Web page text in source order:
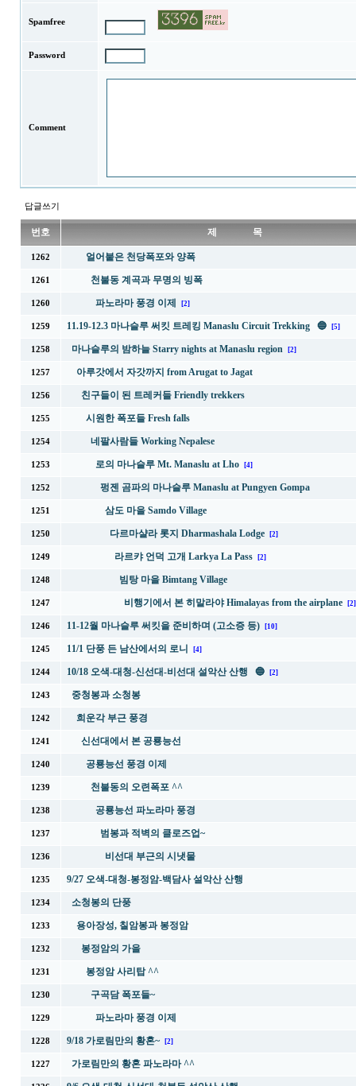
Spamfree
Password
Comment
답글쓰기
번호 제 목
1262 얼어붙은 천당폭포와 양폭
1261 천불동 계곡과 무명의 빙폭
1260 파노라마 풍경 이제 [2]
1259 11.19-12.3 마나슬루 써킷 트레킹 Manaslu Circuit Trekking 🔵 [5]
1258 마나슬루의 밤하늘 Starry nights at Manaslu region [2]
1257 아루갓에서 자갓까지 from Arugat to Jagat
1256 친구들이 된 트레커들 Friendly trekkers
1255 시원한 폭포들 Fresh falls
1254 네팔사람들 Working Nepalese
1253 로의 마나슬루 Mt. Manaslu at Lho [4]
1252 펑젠 곰파의 마나슬루 Manaslu at Pungyen Gompa
1251 삼도 마을 Samdo Village
1250 다르마샬라 롯지 Dharmashala Lodge [2]
1249 라르캬 언덕 고개 Larkya La Pass [2]
1248 빔탕 마을 Bimtang Village
1247 비행기에서 본 히말라야 Himalayas from the airplane [2]
1246 11-12월 마나슬루 써킷을 준비하며 (고소증 등) [10]
1245 11/1 단풍 든 남산에서의 로니 [4]
1244 10/18 오색-대청-신선대-비선대 설악산 산행 🔵 [2]
1243 중청봉과 소청봉
1242 희운각 부근 풍경
1241 신선대에서 본 공룡능선
1240 공룡능선 풍경 이제
1239 천불동의 오련폭포 ^^
1238 공룡능선 파노라마 풍경
1237 범봉과 적벽의 클로즈업~
1236 비선대 부근의 시냇물
1235 9/27 오색-대청-봉정암-백담사 설악산 산행
1234 소청봉의 단풍
1233 용아장성, 칠암봉과 봉정암
1232 봉정암의 가을
1231 봉정암 사리탑 ^^
1230 구곡담 폭포들~
1229 파노라마 풍경 이제
1228 9/18 가로림만의 황혼~ [2]
1227 가로림만의 황혼 파노라마 ^^